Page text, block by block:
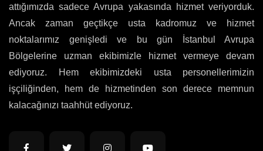
attığımızda sadece Avrupa yakasında hizmet veriyorduk.
Ancak zaman geçtikçe usta kadromuz ve hizmet
noktalarımız genişledi ve bu gün İstanbul Avrupa
Bölgelerine uzman ekibimizle hizmet vermeye devam
ediyoruz. Hem ekibimizdeki usta personellerimizin
işçiliğinden, hem de hizmetinden son derece memnun
kalacağınızı taahhüt ediyoruz.